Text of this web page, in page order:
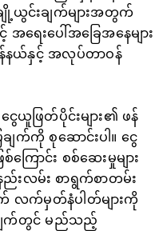
ျို့ယွင်းချက်များအတွက်
းပေါ်အခြေအနေများ
နယ်နှင့် အလုပ်တာဝန်
ဖြတ်ပိုင်းများ၏ ဖန်
ျက်ကို စုဆောင်းပါ။ ငွေ
ောင်း စစ်ဆေးမှုများ
ည်းလမ်း စာရွက်စာတမ်း
လက်မှတ်နံပါတ်များကို
ချက်တွင် မည်သည့်